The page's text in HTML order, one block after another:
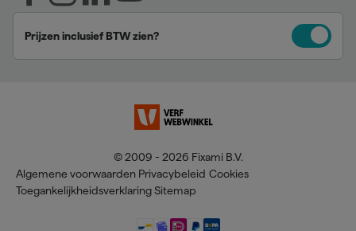
Prijzen inclusief BTW zien?
© 2009 - 2026 Fixami B.V.
Algemene voorwaarden Privacybeleid Cookies
Toegankelijkheidsverklaring Sitemap